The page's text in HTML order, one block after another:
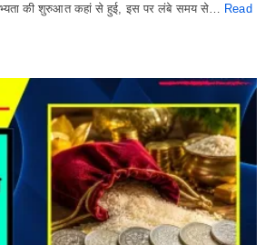
की शुरुआत कहां से हुई, इस पर लंबे समय से… Read